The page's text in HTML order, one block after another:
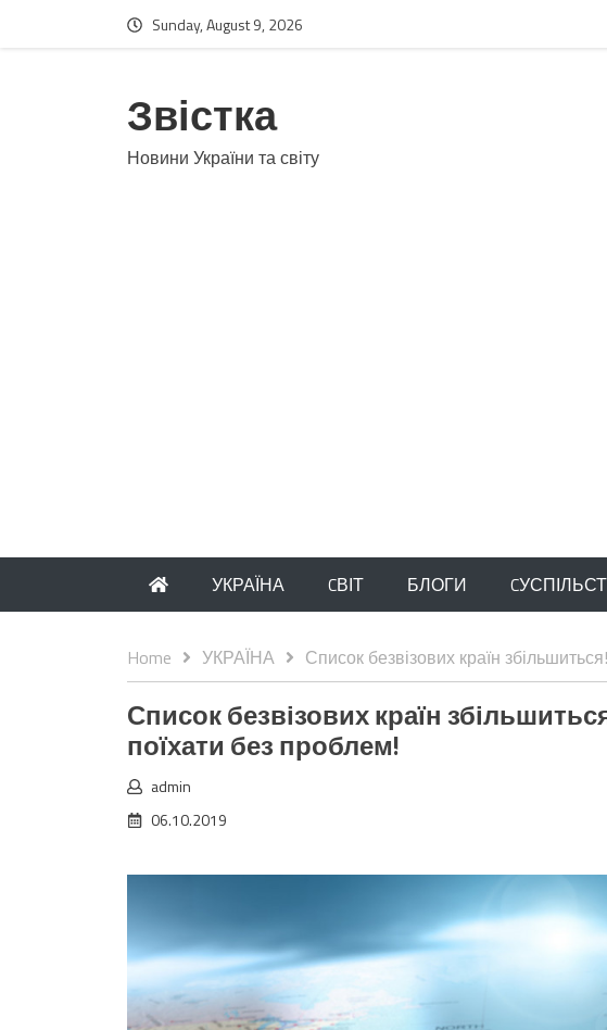
Sunday, August 9, 2026
Звістка
Новини України та світу
УКРАЇНА CВІТ БЛОГИ
Home УКРАЇНА Список безвізових країн
Список безвізових країн
поїхати без проблем!
admin
06.10.2019